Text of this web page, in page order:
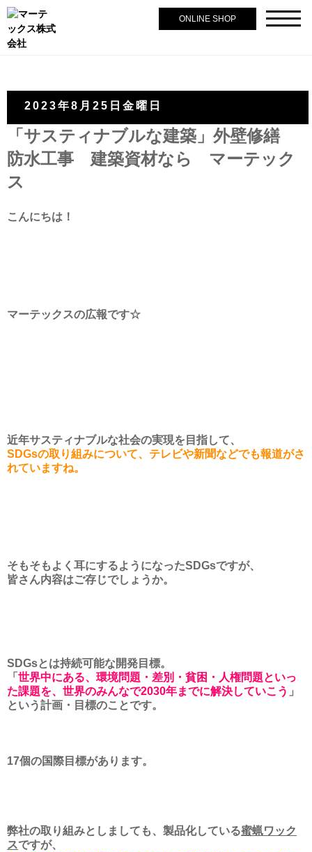
ONLINE SHOP
2023年8月25日金曜日
「サスティナブルな建築」外壁修繕
防水工事 建築資材なら マーテック
ス
こんにちは！
マーテックスの広報です☆
近年サスティナブルな社会の実現を目指して、
SDGsの取り組みについて、テレビや新聞などでも報道がさ
れていますね。
そもそもよく耳にするようになったSDGsですが、
皆さん内容はご存じでしょうか。
SDGsとは持続可能な開発目標。
「 世界中にある、環境問題・差別・貧困・人権問題といっ
た課題を、世界のみんなで2030年までに解決していこう 」
という計画・目標のことです。
17個の国際目標があります。
弊社の取り組みとしましても、製品化している蜜蝋ワック
スですが、